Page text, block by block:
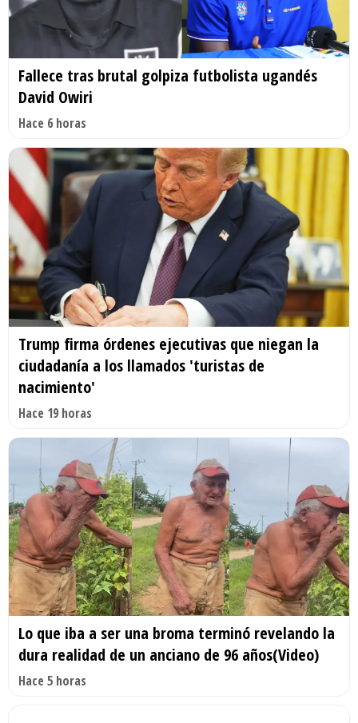
Fallece tras brutal golpiza futbolista ugandés
David Owiri
Hace 6 horas
Trump firma órdenes ejecutivas que niegan la
ciudadanía a los llamados 'turistas de
nacimiento'
Hace 19 horas
Lo que iba a ser una broma terminó revelando la
dura realidad de un anciano de 96 años(Video)
Hace 5 horas